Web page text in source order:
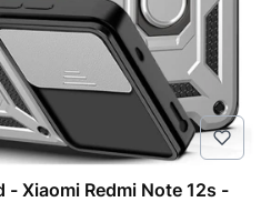
- Xiaomi Redmi Note 12s -